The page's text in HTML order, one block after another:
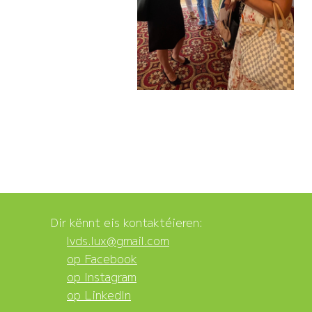
Dir kënnt eis kontaktéieren:
lvds.lux@gmail.com
op Facebook
op Instagram
op LinkedIn